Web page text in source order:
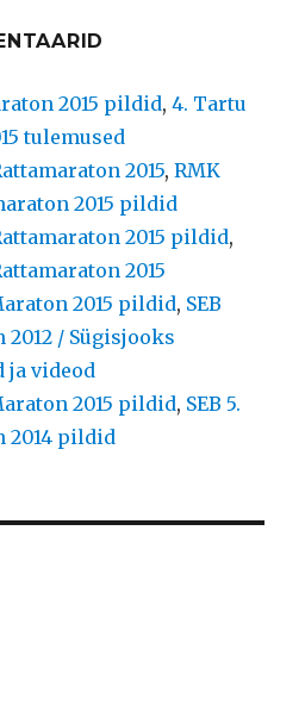
2015 pildid,4. Tartu
tulemused
2015,RMK
2015 pildid
2015 pildid,
2015
2015 pildid, SEB
/ Sügisjooks
ja videod
2015 pildid, SEB 5.
2014 pildid